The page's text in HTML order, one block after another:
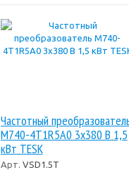
Частотный
M740-4T1R5A0 3х380 В 1,5
кВт TESK
Арт. VSD1.5T